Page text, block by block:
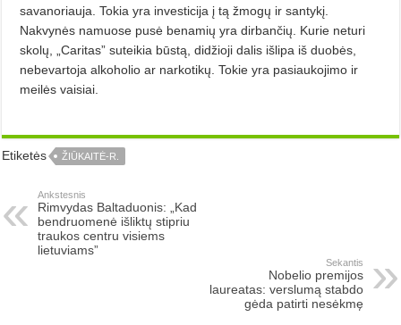
savanoriauja. Tokia yra investicija į tą žmogų ir santykį.
Nakvynės namuose pusė benamių yra dirbančių. Kurie neturi
skolų, „Caritas” suteikia būstą, didžioji dalis išlipa iš duobės,
nebevartoja alkoholio ar narkotikų. Tokie yra pasiaukojimo ir
meilės vaisiai.
Etiketės ŽIŪKAITĖ-R.
Ankstesnis
Rimvydas Baltaduonis: „Kad
bendruomenė išliktų stipriu
traukos centru visiems
lietuviams”
Sekantis
Nobelio premijos
laureatas: verslumą stabdo
gėda patirti nesėkmę